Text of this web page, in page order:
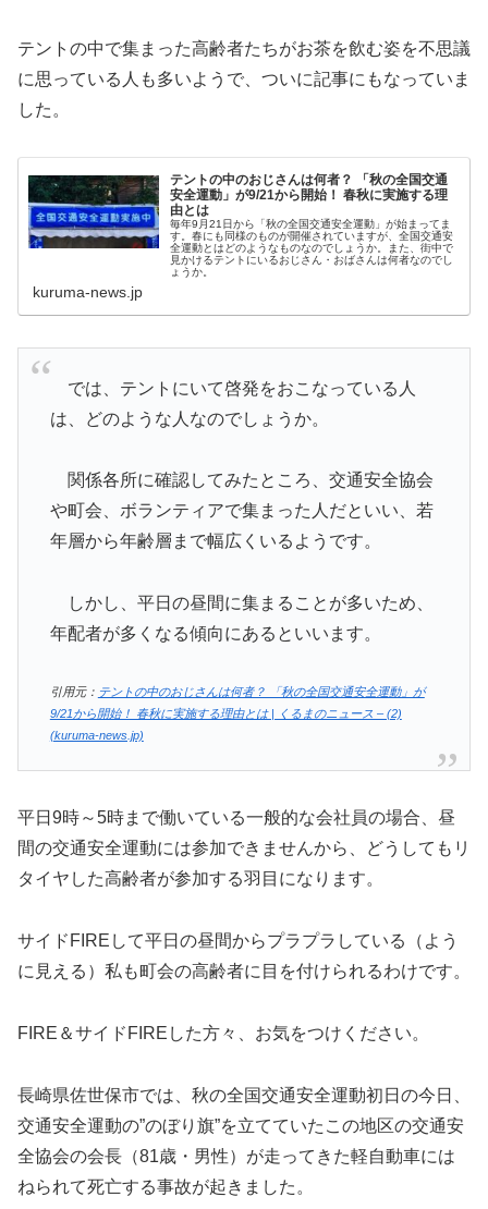
テントの中で集まった高齢者たちがお茶を飲む姿を不思議
に思っている人も多いようで、ついに記事にもなっていま
した。
テントの中のおじさんは何者？ 「秋の全国交通
安全運動」が9/21から開始！ 春秋に実施する理
由とは
毎年9月21日から「秋の全国交通安全運動」が始まってま
す。春にも同様のものが開催されていますが、全国交通安
全運動とはどのようなものなのでしょうか。また、街中で
見かけるテントにいるおじさん・おばさんは何者なのでし
ょうか。
kuruma-news.jp
では、テントにいて啓発をおこなっている人
は、どのような人なのでしょうか。
関係各所に確認してみたところ、交通安全協会
や町会、ボランティアで集まった人だといい、若
年層から年齢層まで幅広くいるようです。
しかし、平日の昼間に集まることが多いため、
年配者が多くなる傾向にあるといいます。
引用元： テントの中のおじさんは何者？ 「秋の全国交通安全運動」が
9/21から開始！ 春秋に実施する理由とは | くるまのニュース – (2)
(kuruma-news.jp)
平日9時～5時まで働いている一般的な会社員の場合、昼
間の交通安全運動には参加できませんから、どうしてもリ
タイヤした高齢者が参加する羽目になります。
サイドFIREして平日の昼間からプラプラしている（よう
に見える）私も町会の高齢者に目を付けられるわけです。
FIRE＆サイドFIREした方々、お気をつけください。
長崎県佐世保市では、秋の全国交通安全運動初日の今日、
交通安全運動の”のぼり旗”を立てていたこの地区の交通安
全協会の会長（81歳・男性）が走ってきた軽自動車には
ねられて死亡する事故が起きました。